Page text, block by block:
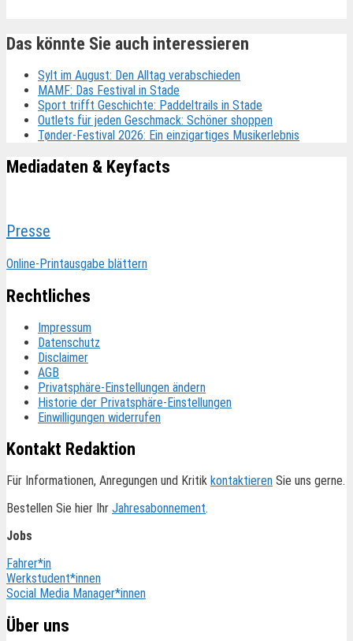
Das könnte Sie auch interessieren
Sylt im August: Den Alltag verabschieden
MAMF: Das Festival in Stade
Sport trifft Geschichte: Paddeltrails in Stade
Outlets für jeden Geschmack: Schöner shoppen
Tønder-Festival 2026: Ein einzigartiges Musikerlebnis
Mediadaten & Keyfacts
Presse
Online-Printausgabe blättern
Rechtliches
Impressum
Datenschutz
Disclaimer
AGB
Privatsphäre-Einstellungen ändern
Historie der Privatsphäre-Einstellungen
Einwilligungen widerrufen
Kontakt Redaktion
Für Informationen, Anregungen und Kritik kontaktieren Sie uns gerne.
Bestellen Sie hier Ihr Jahresabonnement.
Jobs
Fahrer*in
Werkstudent*innen
Social Media Manager*innen
Über uns